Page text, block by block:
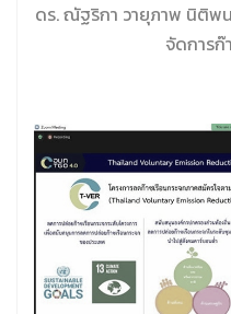
ดร. ณัฐริกา วายุภาพ นิติพ
จัดการก๊